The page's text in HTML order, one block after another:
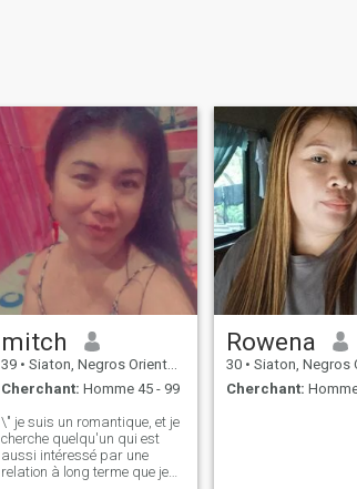
mitch
39 • Siaton, Negros Oriental, Philippines
Cherchant: Homme 45 - 99
\" je suis un romantique, et je
cherche quelqu'un qui est
aussi intéressé par une
relation à long terme que je
Rowena
30 • Siaton, Negros Oriental,
Cherchant: